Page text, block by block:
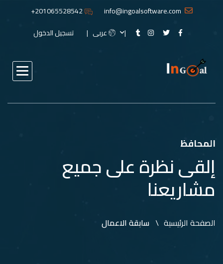
201065528542+
عربى
تسجيل الدخول
المحافظ
إلقى نظرة على جميع
مشاريعنا
الصفحة الرئيسية سابقة الاعمال